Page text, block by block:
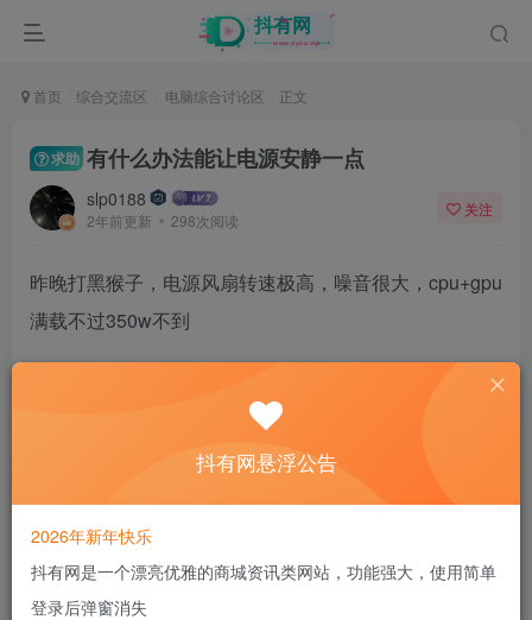
首页 综合交流区 电脑综合讨论区 正文
求助 有什么办法能让电源安静一点
slp0188
2年前更新 298次阅读
关注
昨晚打黑猴子，电源风扇转速极高，噪音很大，cpu+gpu
满载不过350w不到
跟着负载来的还是跟着温度的呀？给电源换个风扇是否
可行？
抖有网悬浮公告
2026年新年快乐
抖有网是一个漂亮优雅的商城资讯类网站，功能强大，使用简单
登录后弹窗消失